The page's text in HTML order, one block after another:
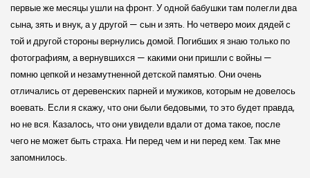
первые же месяцы ушли на фронт. У одной бабушки там полегли два
сына, зять и внук, а у другой — сын и зять. Но четверо моих дядей с
той и другой стороны вернулись домой. Погибших я знаю только по
фотографиям, а вернувшихся — какими они пришли с войны —
помню цепкой и незамутненной детской памятью. Они очень
отличались от деревенских парней и мужиков, которым не довелось
воевать. Если я скажу, что они были бедовыми, то это будет правда,
но не вся. Казалось, что они увидели вдали от дома такое, после
чего не может быть страха. Ни перед чем и ни перед кем. Так мне
запомнилось.